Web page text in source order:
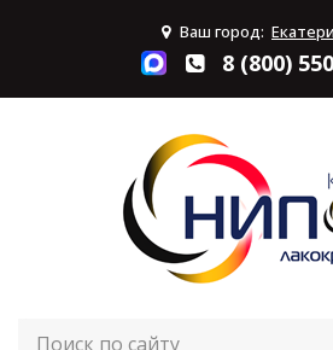
Ваш город:
8 (800)